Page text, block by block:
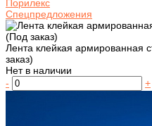
Порилекс
Спецпредложения
Лента клейкая армированная
заказ)
Нет в наличии
-
+